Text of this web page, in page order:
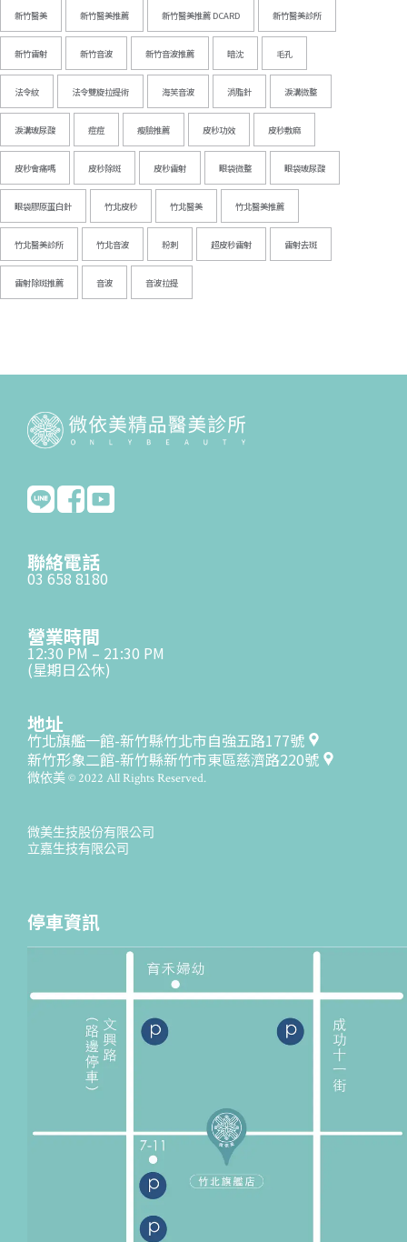
新竹醫美 新竹醫美推薦 新竹醫美推薦 DCARD 新竹醫美診所
新竹雷射 新竹音波 新竹音波推薦 暗沈 毛孔
法令紋 法令雙旋拉提術 海芙音波 消脂針 淚溝微整
淚溝玻尿酸 痘痘 瘦臉推薦 皮秒功效 皮秒敷麻
皮秒會痛嗎 皮秒除斑 皮秒雷射 眼袋微整 眼袋玻尿酸
眼袋膠原蛋白針 竹北皮秒 竹北醫美 竹北醫美推薦
竹北醫美診所 竹北音波 粉刺 超皮秒雷射 雷射去斑
雷射除斑推薦 音波 音波拉提
聯絡電話
03 658 8180
營業時間
12:30 PM – 21:30 PM
(星期日公休)
地址
竹北旗艦一館-新竹縣竹北市自強五路177號
新竹形象二館-新竹縣新竹市東區慈濟路220號
微依美 © 2022 All Rights Reserved.
微美生技股份有限公司
立嘉生技有限公司
停車資訊